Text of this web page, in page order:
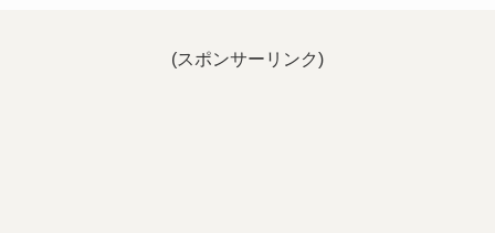
(スポンサーリンク)